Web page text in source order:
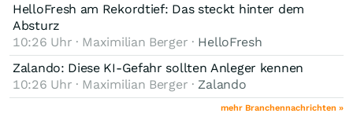
HelloFresh am Rekordtief: Das steckt hinter dem
Absturz
10:26 Uhr · Maximilian Berger · HelloFresh
Zalando: Diese KI-Gefahr sollten Anleger kennen
10:26 Uhr · Maximilian Berger · Zalando
mehr Branchennachrichten »